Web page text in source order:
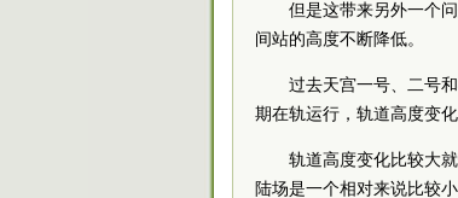
但是这带来另外一个
间站的高度不断降低。
过去天宫一号、二号
期在轨运行，轨道高度变
轨道高度变化比较大
陆场是一个相对来说比较